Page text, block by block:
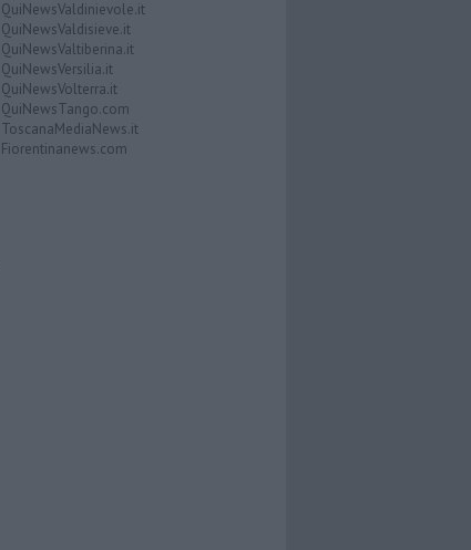
QuiNewsValdinievole.it
QuiNewsValdisieve.it
QuiNewsValtiberina.it
QuiNewsVersilia.it
QuiNewsVolterra.it
QuiNewsTango.com
ToscanaMediaNews.it
Fiorentinanews.com